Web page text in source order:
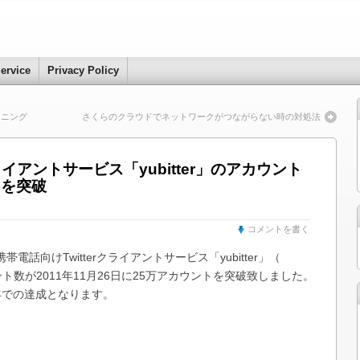
Privacy Policy
ング さくらのクラウドでネットワークがつながらない時の対処法
アントサービス「yubitter」のアカウント
突破
コメントを書く
電話向けTwitterクライアントサービス「yubitter」（
数が2011年11月26日に25万アカウントを突破致しました。
の達成となります。